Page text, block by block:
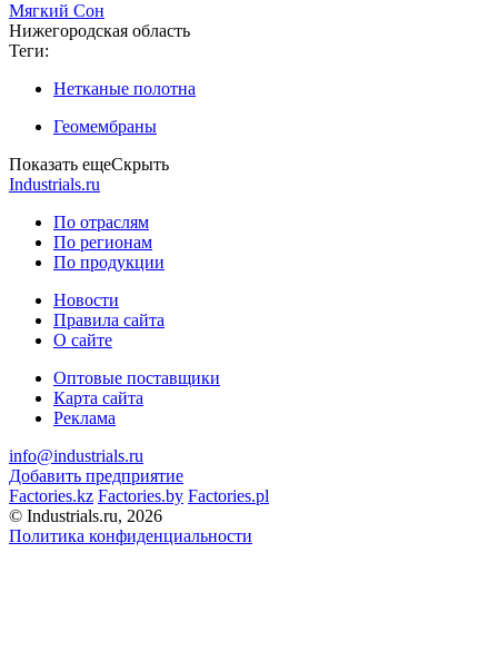
Мягкий Сон
Нижегородская область
Теги:
Нетканые полотна
Геомембраны
Показать ещеСкрыть
Industrials.ru
По отраслям
По регионам
По продукции
Новости
Правила сайта
О сайте
Оптовые поставщики
Карта сайта
Реклама
info@industrials.ru
Добавить предприятие
Factories.kz Factories.by Factories.pl
© Industrials.ru, 2026
Политика конфиденциальности